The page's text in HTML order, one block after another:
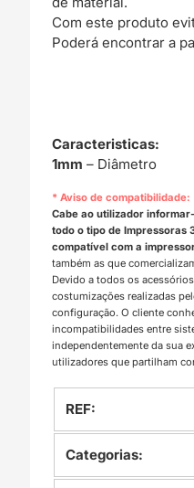
Com este produto
Poderá encontrar a
Caracteristicas:
1mm – Diâmetro
* Aviso de compatibilidade:
Cabe ao utilizador
todo o tipo de Impressoras
compatível com a
também as que
Devido a todos os
costumizações realizadas
configuração. O cliente
incompatibilidades entre
independentemente da sua
utilizadores que partilham
REF:
Categorias: